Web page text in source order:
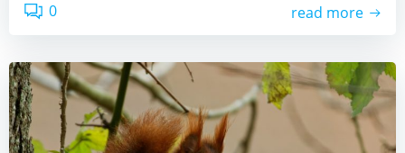
0 read more